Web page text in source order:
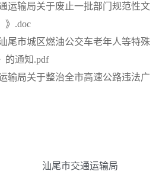
运输局关于废止一批部门规范性文
》.doc
尾市城区燃油公交车老年人等特殊
的通知.pdf
输局关于整治全市高速公路违法广
汕尾市交通运输局